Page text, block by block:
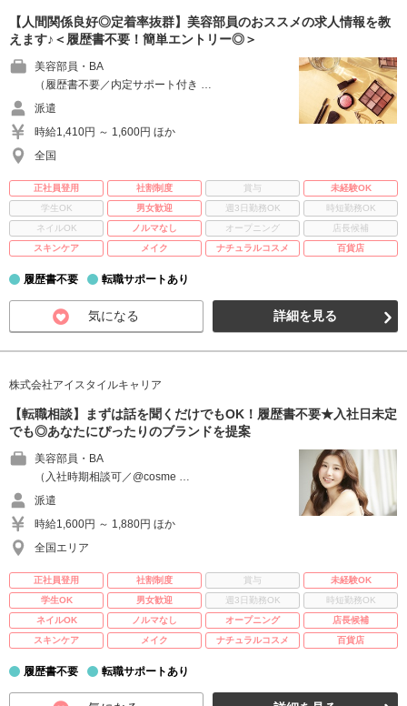
【人間関係良好◎定着率抜群】美容部員のおススメの求人情報を教
えます♪＜履歴書不要！簡単エントリー◎＞
美容部員・BA
（履歴書不要／内定サポート付き …
派遣
時給1,410円 ～ 1,600円 ほか
全国
正社員登用 社割制度 賞与
未経験OK
学生OK
男女歓迎 週3日勤務OK
時短勤務OK
ネイルOK
ノルマなし オープニング
店長候補
スキンケア
メイク ナチュラルコスメ 百貨店
履歴書不要 転職サポートあり
気になる 詳細を見る
株式会社アイスタイルキャリア
【転職相談】まずは話を聞くだけでもOK！履歴書不要★入社日未定
でも◎あなたにぴったりのブランドを提案
美容部員・BA
（入社時期相談可／@cosme …
派遣
時給1,600円 ～ 1,880円 ほか
全国エリア
正社員登用 社割制度 賞与
未経験OK
学生OK
男女歓迎 週3日勤務OK
時短勤務OK
ネイルOK
ノルマなし オープニング
店長候補
スキンケア
メイク ナチュラルコスメ 百貨店
履歴書不要 転職サポートあり